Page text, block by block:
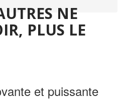
NE
PLUS LE
et puissante